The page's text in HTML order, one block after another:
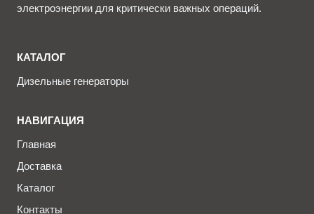
электроэнергии для критически важных операций.
КАТАЛОГ
Дизельные генераторы
НАВИГАЦИЯ
Главная
Доставка
Каталог
Контакты